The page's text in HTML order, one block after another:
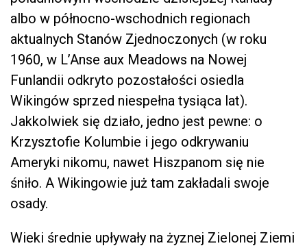
albo w północno-wschodnich regionach
aktualnych Stanów Zjednoczonych (w roku
1960, w L’Anse aux Meadows na Nowej
Funlandii odkryto pozostałości osiedla
Wikingów sprzed niespełna tysiąca lat).
Jakkolwiek się działo, jedno jest pewne: o
Krzysztofie Kolumbie i jego odkrywaniu
Ameryki nikomu, nawet Hiszpanom się nie
śniło. A Wikingowie już tam zakładali swoje
osady.
Wieki średnie upływały na żyznej Zielonej Ziemi